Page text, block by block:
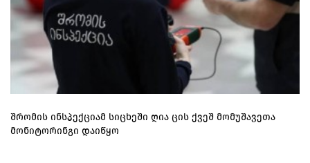
შრომის ინსპექციამ სიცხეში ღია ცის ქვეშ მომუშავეთა
მონიტორინგი დაიწყო